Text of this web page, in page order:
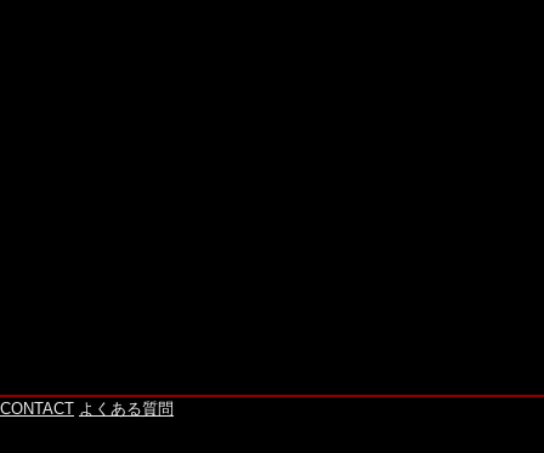
CONTACT よくある質問